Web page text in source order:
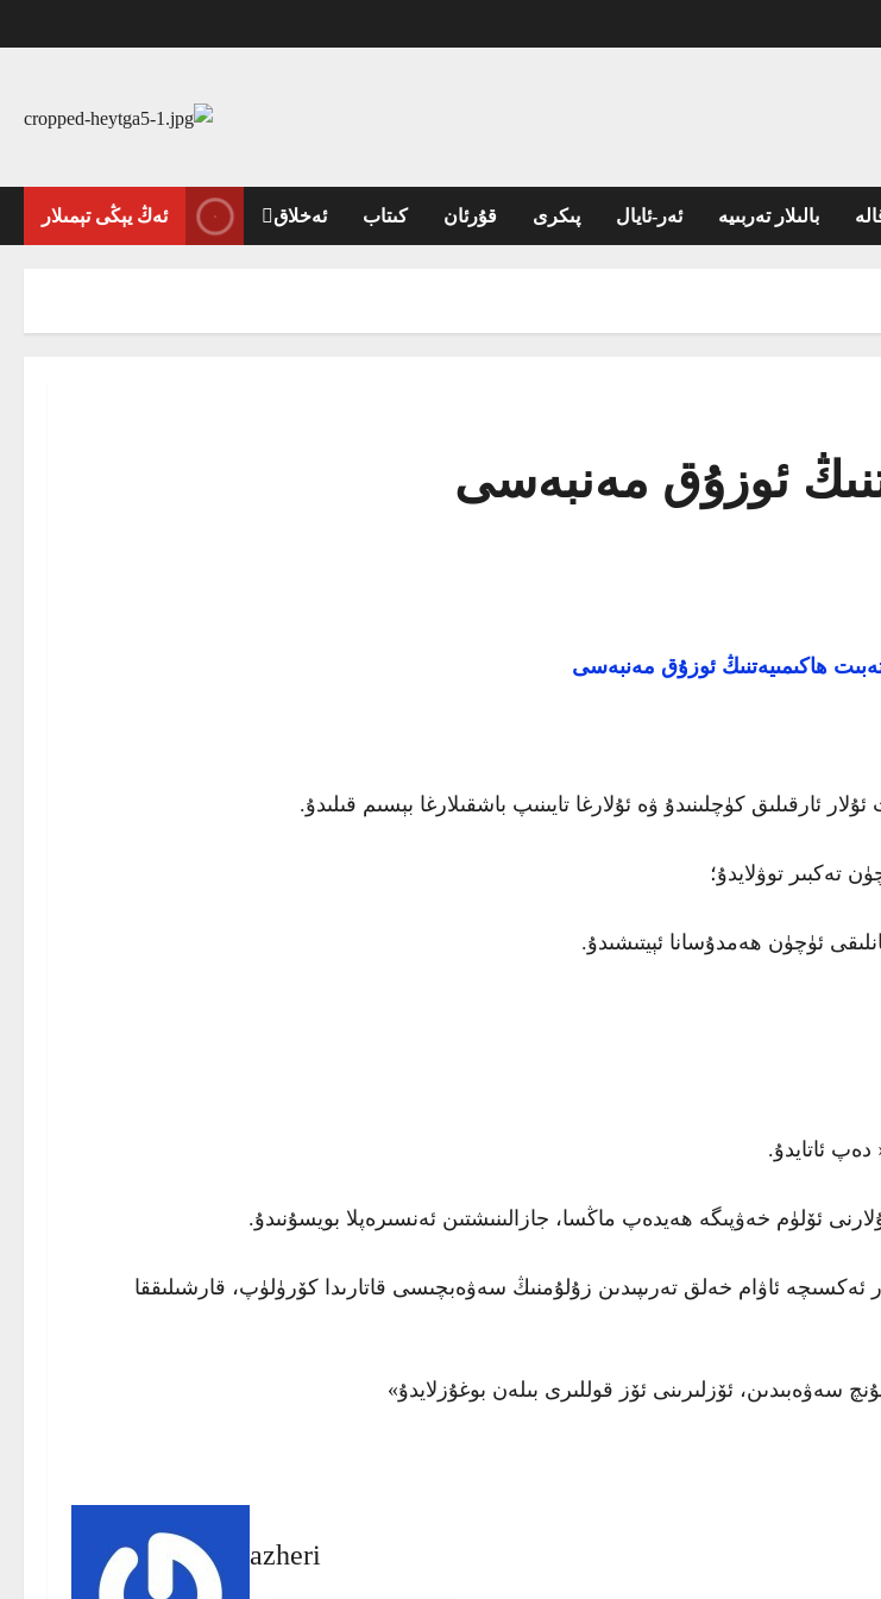
بالىلار تەربىيە ئەر-ئايال پىكرى قۇرئان كىتاب ئەخلاق ئەڭ يېڭى تېمىلار
ئوزۇق مەنبەسى
ھاكىمىيەتنىڭ ئوزۇق مەنبەسى
كۈچلىنىدۇ ۋە ئۇلارغا تايىنىپ باشقىلارغا بېسىم قىلىدۇ.
تەكبىر توۋلايدۇ؛
ئۈچۈن ھەمدۇسانا ئېيتىشىدۇ.
ئاتايدۇ.
ئۆلۈم خەۋپىگە ھەيدەپ ماڭسا، جازالىنىشتىن ئەنسىرەپلا بويسۇنىدۇ.
ئاۋام خەلق تەرىپىدىن زۇلۇمنىڭ سەۋەبچىسى قاتارىدا كۆرۈلۈپ، قارشىلىققا
سەۋەبىدىن، ئۆزلىرىنى ئۆز قوللىرى بىلەن بوغۇزلايدۇ»
azheri